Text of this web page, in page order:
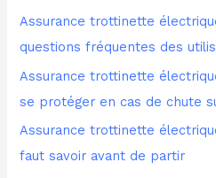
c
h
e
r
:
Assurance trottinette
questions fréquentes des
Assurance trottinette
se protéger en cas de chute
Assurance trottinette
faut savoir avant de partir